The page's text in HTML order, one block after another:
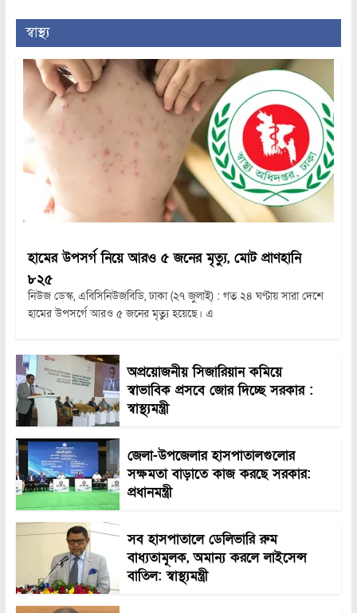
স্বাস্থ্য
হামের উপসর্গ নিয়ে আরও ৫ জনের মৃত্যু, মোট প্রাণহানি
৮২৫
নিউজ ডেস্ক, এবিসিনিউজবিডি, ঢাকা (২৭ জুলাই) : গত ২৪ ঘণ্টায় সারা দেশে
হামের উপসর্গে আরও ৫ জনের মৃত্যু হয়েছে। এ
অপ্রয়োজনীয় সিজারিয়ান কমিয়ে
স্বাভাবিক প্রসবে জোর দিচ্ছে সরকার :
স্বাস্থ্যমন্ত্রী
জেলা-উপজেলার হাসপাতালগুলোর
সক্ষমতা বাড়াতে কাজ করছে সরকার:
প্রধানমন্ত্রী
সব হাসপাতালে ডেলিভারি রুম
বাধ্যতামূলক, অমান্য করলে লাইসেন্স
বাতিল: স্বাস্থ্যমন্ত্রী